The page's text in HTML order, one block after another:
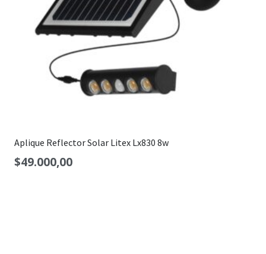
Aplique Reflector Solar Litex Lx830 8w
$49.000,00